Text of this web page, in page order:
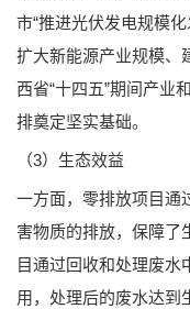
市“推进光伏发电规模
扩大新能源产业规模、
西省“十四五”期间产业
排奠定坚实基础。
（3）生态效益
一方面，零排放项目通
害物质的排放，保障了
目通过回收和处理废水
用，处理后的废水达到